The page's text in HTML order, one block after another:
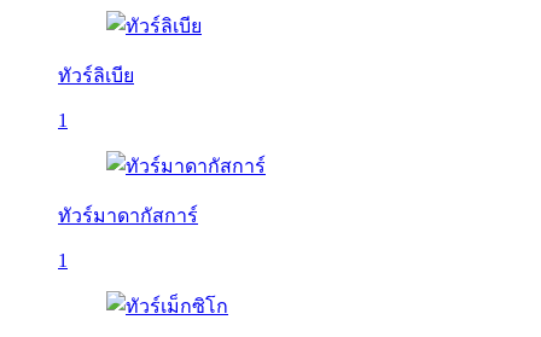
ทัวร์ลิเบีย
1
ทัวร์มาดากัสการ์
1